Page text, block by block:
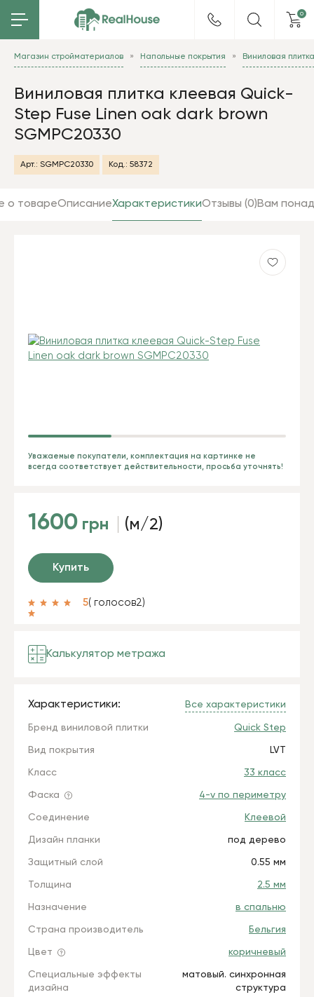
0
Магазин стройматериалов Напольные покрытия Виниловая плитка
Виниловая плитка клеевая Quick-
Step Fuse Linen oak dark brown
SGMPC20330
Арт.: SGMPC20330 Код.: 58372
о товареОписаниеХарактеристикиОтзывы (0)Вам
Уважаемые покупатели, комплектация на картинке не
всегда соответствует действительности, просьба уточнять!
1600 грн (м/2)
Купить
5( голосов2)
Калькулятор метража
Характеристики: Все характеристики
Бренд виниловой плитки Quick Step
Вид покрытия LVT
Класс 33 класс
Фаска 4-v по периметру
Соединение Клеевой
Дизайн планки под дерево
Защитный слой 0.55 мм
Толщина 2.5 мм
Назначение в спальню
Страна производитель Бельгия
Цвет коричневый
Специальные эффекты
дизайна
матовый. синхронная
структура